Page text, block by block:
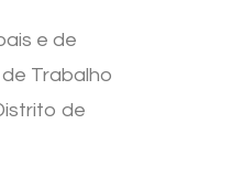
e de
Trabalho
de